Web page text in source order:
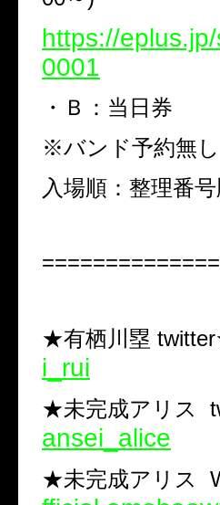
https://
0001
・Ｂ：当日券
※バンド予約無し
入場順：整理番
★有栖川塁
i_rui
★未完成アリス
ansei_alice
★未完成アリス